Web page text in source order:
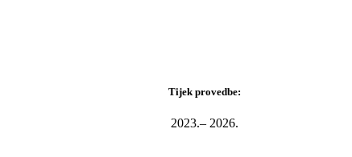
Tijek provedbe:
2023.– 2026.